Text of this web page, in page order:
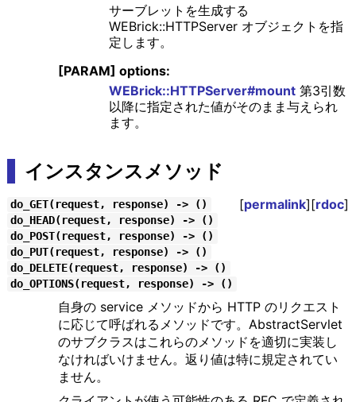
サーブレットを生成する
WEBrick::HTTPServer オブジェクトを指
定します。
[PARAM] options:
WEBrick::HTTPServer#mount第3引数
以降に指定された値がそのまま与えられ
ます。
インスタンスメソッド
do_GET(request, response) -> () [permalink][rdoc]
do_HEAD(request, response) -> ()
do_POST(request, response) -> ()
do_PUT(request, response) -> ()
do_DELETE(request, response) -> ()
do_OPTIONS(request, response) -> ()
自身の service メソッドから HTTP のリクエスト
に応じて呼ばれるメソッドです。AbstractServlet
のサブクラスはこれらのメソッドを適切に実装し
なければいけません。返り値は特に規定されてい
ません。